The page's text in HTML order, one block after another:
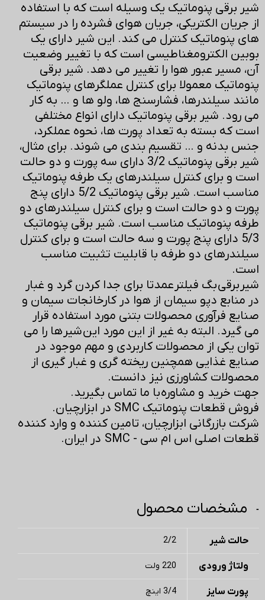
شیر برقی پنوماتیک یک وسیله است که با استفاده
از جریان الکتریکی، جریان هوای فشرده را در سیستم
های پنوماتیک کنترل می کند. این شیر دارای یک
بوبین الکترومغناطیسی است که با تغییر وضعیت
آن، مسیر عبور هوا را تغییر می دهد. شیر برقی
پنوماتیک معمولا برای کنترل عملگرهای پنوماتیک
مانند سیلندرها، فشارسنج ها، ولو ها و … به کار
می رود. شیر برقی پنوماتیک دارای انواع مختلفی
است که بسته به تعداد پورت ها، نحوه عملکرد،
جنس بدنه و … تقسیم بندی می شوند. برای مثال،
شیر برقی پنوماتیک 3/2 دارای سه پورت و دو حالت
است و برای کنترل سیلندرهای یک طرفه پنوماتیک
مناسب است. شیر برقی پنوماتیک 5/2 دارای پنج
پورت و دو حالت است و برای کنترل سیلندرهای دو
طرفه پنوماتیک مناسب است. شیر برقی پنوماتیک
5/3 دارای پنج پورت و سه حالت است و برای کنترل
سیلندرهای دو طرفه با قابلیت تثبیت مناسب
است.
شیر برقی بگ فیلتر عمدتا برای جدا کردن گرد و غبار
در منابع دپو سیمان از هوا در کارخانجات سیمان و
صنایع فرآوری محصولات بتنی مورد استفاده قرار
می گیرد. البته به غیر از این مورد این شیر ها را می
توان یکی از محصولات کاربردی و مهم موجود در
صنایع غذایی همچنین ریخته گری و غبار گیری از
محصولات کشاورزی نیز دانست.
جهت خرید و مشاوره با ما تماس بگیرید.
فروش قطعات پنوماتیک SMC در ابزارچیان.
شرکت بازرگانی ابزارچیان، تامین کننده و وارد کننده
قطعات اصلی اس ام سی - SMC در ایران.
مشخصات محصول
حالت شیر 2/2
ولتاژ ورودی 220 ولت
پورت سایز 3/4 اینچ